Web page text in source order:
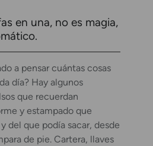
en una, no es magia,
a pensar cuántas cosas
día? Hay algunos
que recuerdan
y estampado que
del que podía sacar, desde
de pie. Cartera, llaves